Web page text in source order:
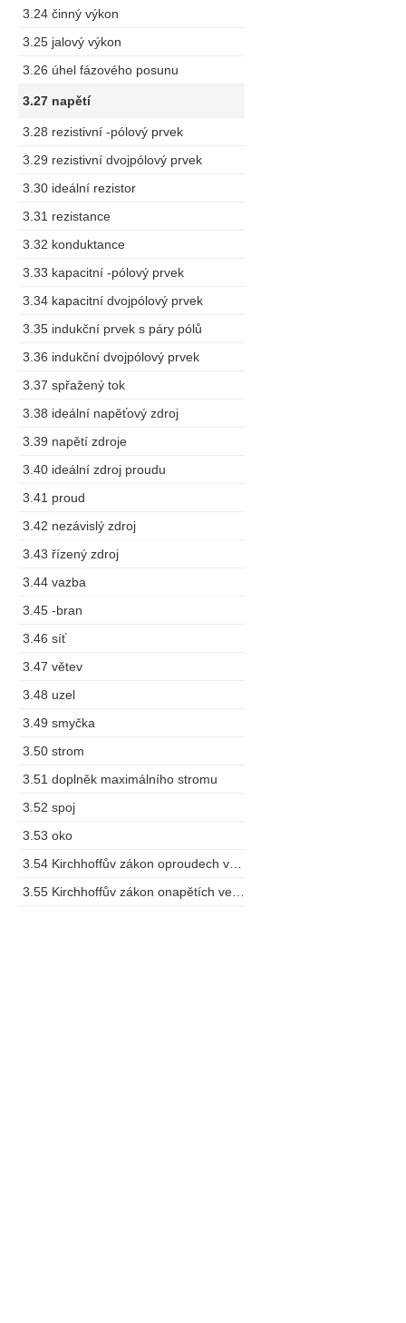
3.24 činný výkon
3.25 jalový výkon
3.26 úhel fázového posunu
3.27 napětí
3.28 rezistivní -pólový prvek
3.29 rezistivní dvojpólový prvek
3.30 ideální rezistor
3.31 rezistance
3.32 konduktance
3.33 kapacitní -pólový prvek
3.34 kapacitní dvojpólový prvek
3.35 indukční prvek s páry pólů
3.36 indukční dvojpólový prvek
3.37 spřažený tok
3.38 ideální napěťový zdroj
3.39 napětí zdroje
3.40 ideální zdroj proudu
3.41 proud
3.42 nezávislý zdroj
3.43 řízený zdroj
3.44 vazba
3.45 -bran
3.46 síť
3.47 větev
3.48 uzel
3.49 smyčka
3.50 strom
3.51 doplněk maximálního stromu
3.52 spoj
3.53 oko